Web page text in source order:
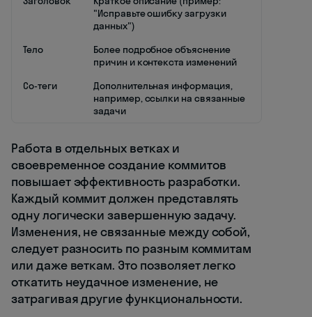
"Исправьте ошибку загрузки
данных")
Тело
Более подробное объяснение
причин и контекста изменений
Со-теги
Дополнительная информация,
например, ссылки на связанные
задачи
Работа в отдельных ветках и
своевременное создание коммитов
повышает эффективность разработки.
Каждый коммит должен представлять
одну логически завершенную задачу.
Изменения, не связанные между собой,
следует разносить по разным коммитам
или даже веткам. Это позволяет легко
откатить неудачное изменение, не
затрагивая другие функциональности.